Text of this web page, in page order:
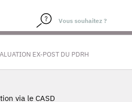
EX-POST DU PDRH
via le CASD